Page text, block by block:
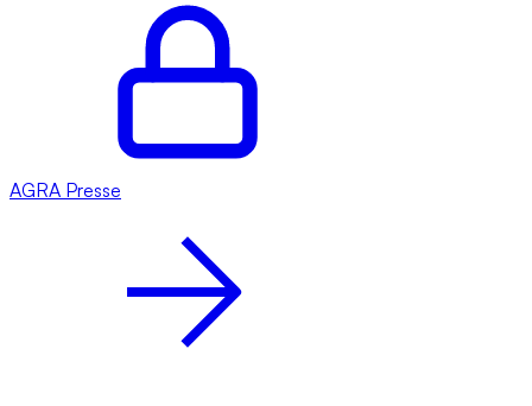
AGRA Presse